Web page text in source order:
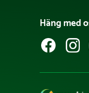
Häng med